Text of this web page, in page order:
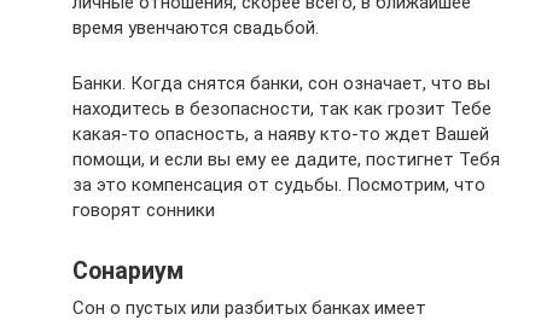
время увенчаются свадьбой.
Банки. Когда снятся банки, сон означает, что вы
находитесь в безопасности, так как грозит Тебе
какая-то опасность, а наяву кто-то ждет Вашей
помощи, и если вы ему ее дадите, постигнет Тебя
за это компенсация от судьбы. Посмотрим, что
говорят сонники
Сонариум
Сон о пустых или разбитых банках имеет